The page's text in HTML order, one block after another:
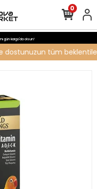
gün kargo'da olsun!
tüm
0